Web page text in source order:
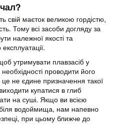
свій маєток великою гордістю,
Тому всі засоби догляду за
належної якості та
утримувати плавзасіб у
проводити його
це не єдине призначення такої
купатися в глиб
на суші. Якщо ви всією
водоймища, нам напевно
при цьому ближче до